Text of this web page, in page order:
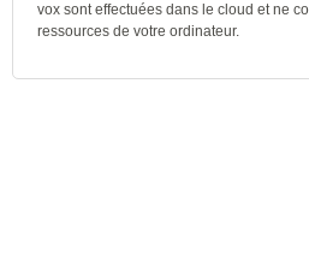
vox sont effectuées dans le cloud et ne
ressources de votre ordinateur.